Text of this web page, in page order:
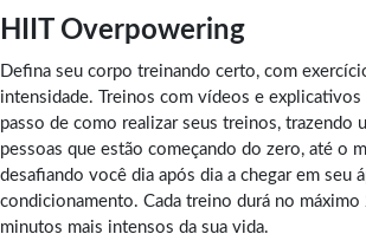
HIIT Overpowering
Defina seu corpo treinando certo, com
intensidade. Treinos com vídeos e explicativos
passo de como realizar seus treinos, trazendo
pessoas que estão começando do zero, até o
desafiando você dia após dia a chegar em seu
condicionamento. Cada treino durá no
minutos mais intensos da sua vida.